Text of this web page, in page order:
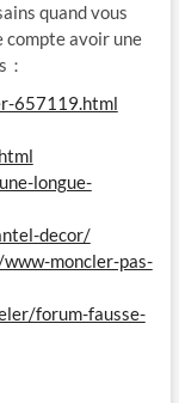
quand vous
compte avoir une
657119.html
longue-
decor/
moncler-pas-
forum-fausse-